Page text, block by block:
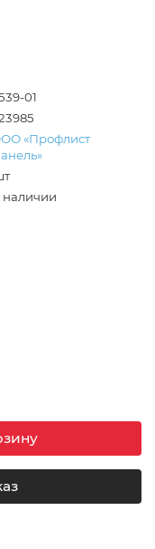
01
«Профлист
наличии